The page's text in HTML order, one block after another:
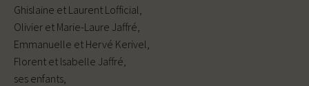
Ghislaine et Laurent Lofficial,
Olivier et Marie-Laure Jaffré,
Emmanuelle et Hervé Kerivel,
Florent et Isabelle Jaffré,
ses enfants,